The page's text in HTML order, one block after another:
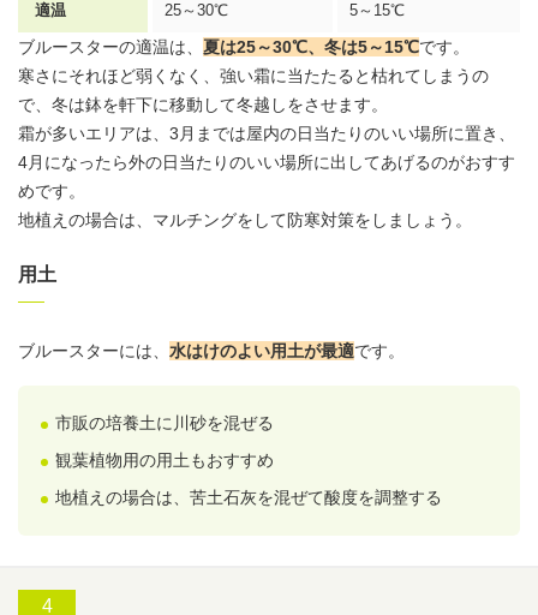
適温 25～30℃ 5～15℃
ブルースターの適温は、 夏は25～30℃、冬は5～15℃です。
寒さにそれほど弱くなく、強い霜に当たたると枯れてしまうの
で、冬は鉢を軒下に移動して冬越しをさせます。
霜が多いエリアは、3月までは屋内の日当たりのいい場所に置き、
4月になったら外の日当たりのいい場所に出してあげるのがおすす
めです。
地植えの場合は、 マルチングをして防寒対策をしましょう。
用土
ブルースターには、 水はけのよい用土が最適です。
市販の培養土に川砂を混ぜる
観葉植物用の用土もおすすめ
地植えの場合は、苦土石灰を混ぜて酸度を調整する